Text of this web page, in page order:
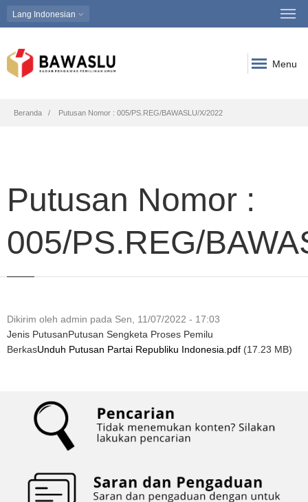
Lang Indonesian
Menu
Breadcrumb
Beranda Putusan Nomor : 005/PS.REG/BAWASLU/X/2022
Putusan Nomor :
005/PS.REG/
Dikirim oleh admin pada Sen, 11/07/2022 - 17:03
Jenis PutusanPutusan Sengketa Proses Pemilu
BerkasUnduh Putusan Partai Republiku Indonesia.pdf (17.23 MB)